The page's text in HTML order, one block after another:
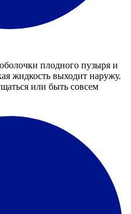
плодного пузыря и
жидкость выходит наружу.
или быть совсем